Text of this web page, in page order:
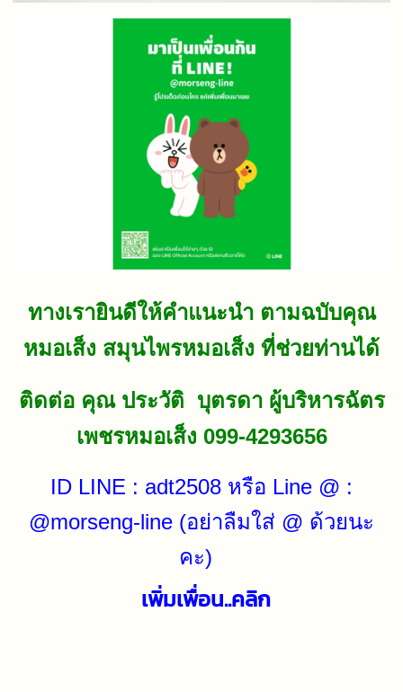
ทางเรายินดีให้คำแนะนำ ตามฉบับคุณ
หมอเส็ง สมุนไพรหมอเส็ง ที่ช่วยท่านได้
ติดต่อ คุณ ประวัติ บุตรดา ผู้บริหารฉัตร
เพชรหมอเส็ง 099-4293656
ID LINE : adt2508 หรือ Line @ :
@morseng-line (อย่าลืมใส่ @ ด้วยนะ
คะ)
เพิ่มเพื่อน..คลิก